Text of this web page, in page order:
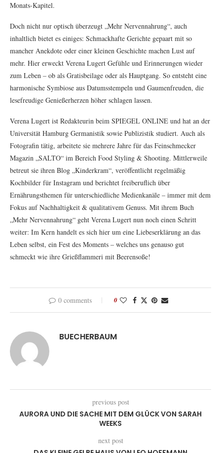
Monats-Kapitel.
Doch nicht nur optisch überzeugt „Mehr Nervennahrung“, auch
inhaltlich bietet es einiges: Schmackhafte Gerichte gepaart mit so
mancher Anekdote oder einer kleinen Geschichte machen Lust auf
mehr. Hier erweckt Verena Lugert Gefühle und Erinnerungen wieder
zum Leben – ob als Gratisbeilage oder als Hauptgang. So entsteht eine
harmonische Symbiose aus Datumsstempeln und Gaumenfreuden, die
lesefreudige Genießerherzen höher schlagen lassen.
Verena Lugert ist Redakteurin beim SPIEGEL ONLINE und hat an der
Universität Hamburg Germanistik sowie Publizistik studiert. Auch als
Fotografin tätig, arbeitete sie mehrere Jahre für das Feinschmecker
Magazin „SALTO“ im Bereich Food Styling & Shooting. Mittlerweile
betreut sie ihren Blog „Kinderkram“, veröffentlicht regelmäßig
Kochbilder für Instagram und berichtet freiberuflich über
Ernährungsthemen für unterschiedliche Medienkanäle – immer mit dem
Fokus auf Nachhaltigkeit & qualitativem Genuss. Mit ihrem Buch
„Mehr Nervennahrung“ geht Verena Lugert nun noch einen Schritt
weiter: Im Kern handelt es sich hier um eine Liebeserklärung an das
Leben selbst, ein Fest des Moments – welches uns genauso gut
schmeckt wie ihre Grießflammeri mit Beerensoße!
0 comments 0
BUECHERBAUM
previous post
AURORA UND DIE SACHE MIT DEM GLÜCK VON SARAH
WEEKS
next post